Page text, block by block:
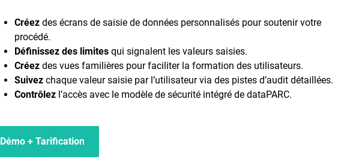
Créez des écrans de saisie de données personnalisés pour soutenir votre
procédé.
Définissez des limites qui signalent les valeurs saisies.
Créez des vues familières pour faciliter la formation des utilisateurs.
Suivez chaque valeur saisie par l’utilisateur via des pistes d’audit détaillées.
Contrôlez l’accès avec le modèle de sécurité intégré de dataPARC.
Démo + Tarification